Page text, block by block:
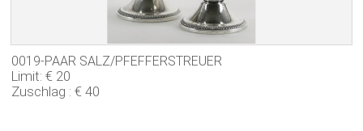
0019-PAAR SALZ/PFEFFERSTREUER
Limit: € 20
Zuschlag : € 40